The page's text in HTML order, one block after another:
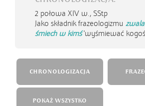
2 połowa XIV w., SStp
Jako składnik frazeologizmu
śmiech w kimś'wyśmiewać
CHRONOLOGIZACJA
POKAŻ WSZYSTKO